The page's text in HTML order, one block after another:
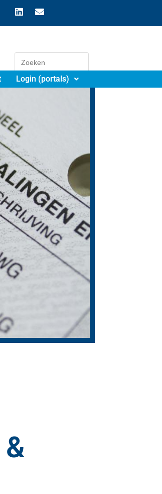
Login (portals)